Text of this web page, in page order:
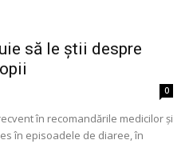
să le știi despre
0
în recomandările medicilor și
în episoadele de diaree, în